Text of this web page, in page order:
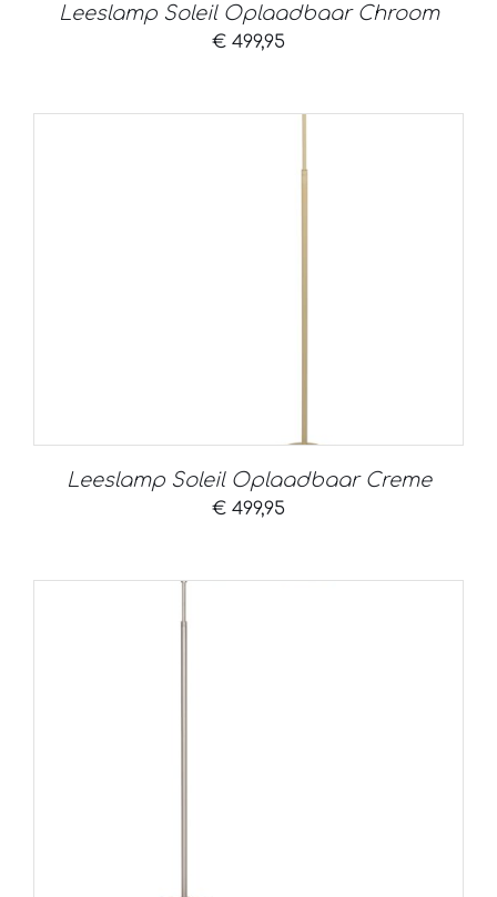
Leeslamp Soleil Oplaadbaar Chroom
€ 499,95
Leeslamp Soleil Oplaadbaar Creme
€ 499,95